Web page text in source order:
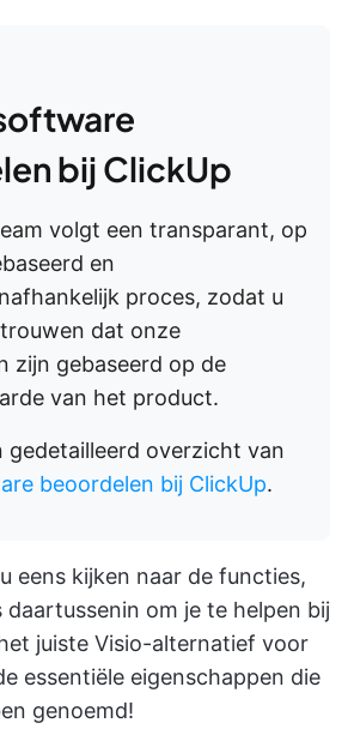
bij ClickUp
volgt een transparant, op
en
proces, zodat u
dat onze
zijn gebaseerd op de
van het product.
gedetailleerd overzicht van
beoordelen bij ClickUp.
eens kijken naar de functies,
daartussenin om je te helpen bij
juiste Visio-alternatief voor
essentiële eigenschappen die
genoemd!